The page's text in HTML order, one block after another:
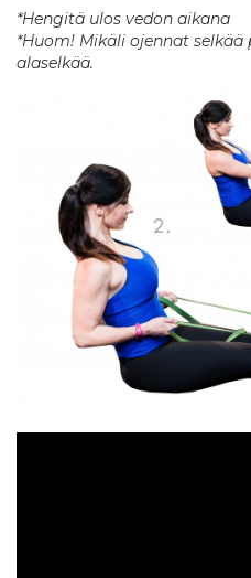
*Hengitä ulos vedon aikana
*Huom! Mikäli ojennat
alaselkää.